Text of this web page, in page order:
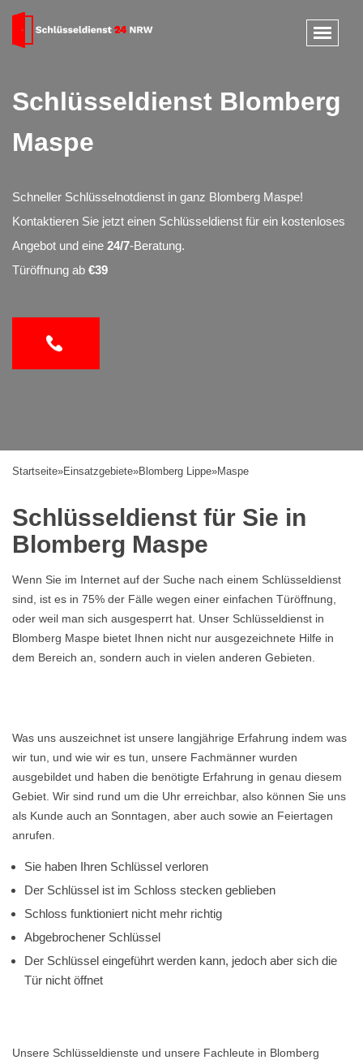
Schlüsseldienst Blomberg
Maspe
Schneller Schlüsselnotdienst in ganz Blomberg Maspe!
Kontaktieren Sie jetzt einen Schlüsseldienst für ein kostenloses
Angebot und eine 24/7-Beratung.
Türöffnung ab €39
Startseite»Einsatzgebiete»Blomberg Lippe»Maspe
Schlüsseldienst für Sie in
Blomberg Maspe
Wenn Sie im Internet auf der Suche nach einem Schlüsseldienst
sind, ist es in 75% der Fälle wegen einer einfachen Türöffnung,
oder weil man sich ausgesperrt hat. Unser Schlüsseldienst in
Blomberg Maspe bietet Ihnen nicht nur ausgezeichnete Hilfe in
dem Bereich an, sondern auch in vielen anderen Gebieten.
Was uns auszeichnet ist unsere langjährige Erfahrung indem was
wir tun, und wie wir es tun, unsere Fachmänner wurden
ausgebildet und haben die benötigte Erfahrung in genau diesem
Gebiet. Wir sind rund um die Uhr erreichbar, also können Sie uns
als Kunde auch an Sonntagen, aber auch sowie an Feiertagen
anrufen.
Sie haben Ihren Schlüssel verloren
Der Schlüssel ist im Schloss stecken geblieben
Schloss funktioniert nicht mehr richtig
Abgebrochener Schlüssel
Der Schlüssel eingeführt werden kann, jedoch aber sich die
Tür nicht öffnet
Unsere Schlüsseldienste und unsere Fachleute in Blomberg